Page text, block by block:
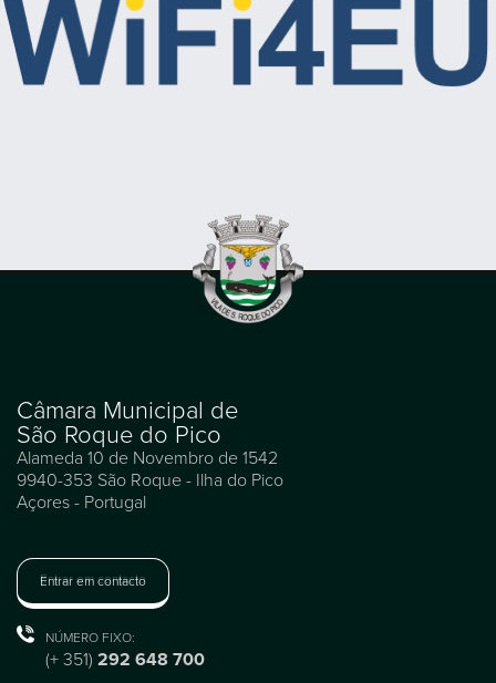
Câmara Municipal de
São Roque do Pico
Alameda 10 de Novembro de 1542
9940-353 São Roque - Ilha do Pico
Açores - Portugal
Entrar em contacto
NÚMERO FIXO:
(+ 351) 292 648 700